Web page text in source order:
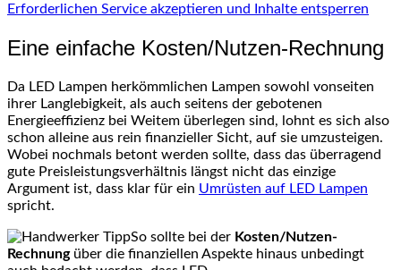
Erforderlichen Service akzeptieren und Inhalte entsperren
Eine einfache Kosten/Nutzen-Rechnung
Da LED Lampen herkömmlichen Lampen sowohl vonseiten
ihrer Langlebigkeit, als auch seitens der gebotenen
Energieeffizienz bei Weitem überlegen sind, lohnt es sich also
schon alleine aus rein finanzieller Sicht, auf sie umzusteigen.
Wobei nochmals betont werden sollte, dass das überragend
gute Preisleistungsverhältnis längst nicht das einzige
Argument ist, dass klar für ein Umrüsten auf LED Lampen
spricht.
So sollte bei der Kosten/Nutzen-
Rechnungüber die finanziellen Aspekte hinaus unbedingt